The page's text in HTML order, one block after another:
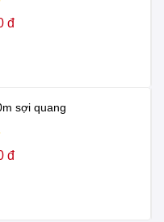
đ
sợi quang
đ